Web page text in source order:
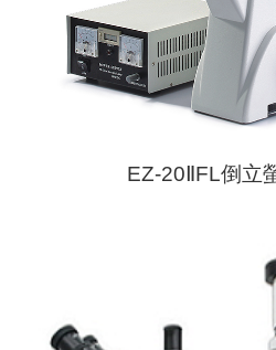
EZ-20ⅡFL倒立